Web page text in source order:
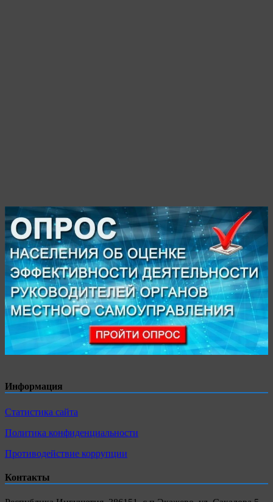
Информация
Статистика сайта
Политика конфиденциальности
Противодействие коррупции
Контакты